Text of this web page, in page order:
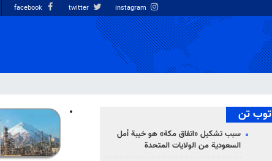
توب تن
سبب تشكيل «اتفاق مكة» هو خيبة أمل
السعودية من الولايات المتحدة